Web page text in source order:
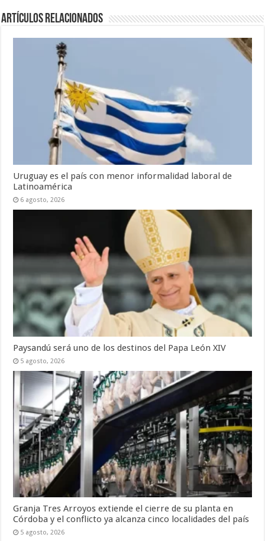
Artículos Relacionados
Uruguay es el país con menor informalidad laboral de
Latinoamérica
6 agosto, 2026
Paysandú será uno de los destinos del Papa León XIV
5 agosto, 2026
Granja Tres Arroyos extiende el cierre de su planta en
Córdoba y el conflicto ya alcanza cinco localidades del país
5 agosto, 2026